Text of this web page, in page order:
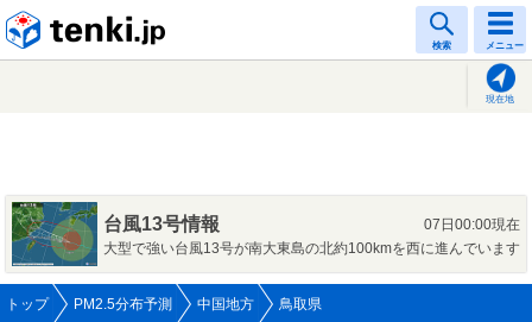
検索 メニュー
現在地
台風13号情報
07日00:00現在
大型で強い台風13号が南大東島の北約100kmを西に進んでいます
トップ PM2.5分布予測 中国地方 鳥取県